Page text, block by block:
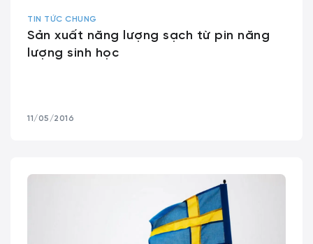
TIN TỨC CHUNG
Sản xuất năng lượng sạch từ pin năng
lượng sinh học
11/05/2016